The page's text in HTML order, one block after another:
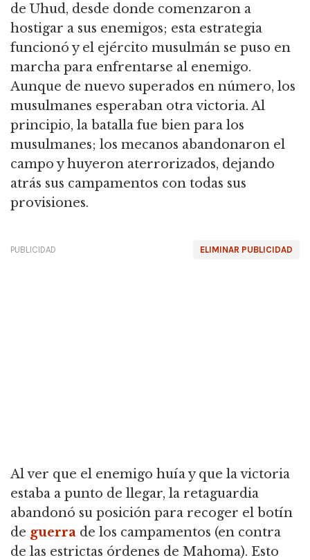
de Uhud, desde donde comenzaron a
hostigar a sus enemigos; esta estrategia
funcionó y el ejército musulmán se puso en
marcha para enfrentarse al enemigo.
Aunque de nuevo superados en número, los
musulmanes esperaban otra victoria. Al
principio, la batalla fue bien para los
musulmanes; los mecanos abandonaron el
campo y huyeron aterrorizados, dejando
atrás sus campamentos con todas sus
provisiones.
ELIMINAR PUBLICIDAD
PUBLICIDAD
Al ver que el enemigo huía y que la victoria
estaba a punto de llegar, la retaguardia
abandonó su posición para recoger el botín
de guerra de los campamentos (en contra
de las estrictas órdenes de Mahoma). Esto